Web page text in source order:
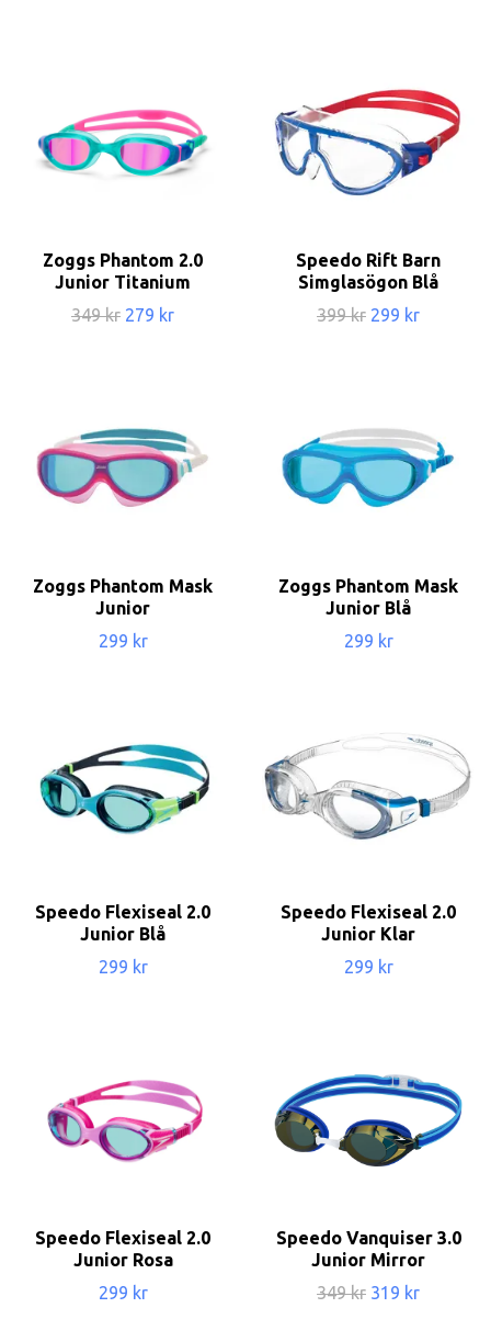
Zoggs Phantom 2.0
Junior Titanium
349 kr 279 kr
Speedo Rift Barn
Simglasögon Blå
399 kr 299 kr
Zoggs Phantom Mask
Junior
299 kr
Zoggs Phantom Mask
Junior Blå
299 kr
Speedo Flexiseal 2.0
Junior Blå
299 kr
Speedo Flexiseal 2.0
Junior Klar
299 kr
Speedo Flexiseal 2.0
Junior Rosa
299 kr
Speedo Vanquiser 3.0
Junior Mirror
349 kr 319 kr